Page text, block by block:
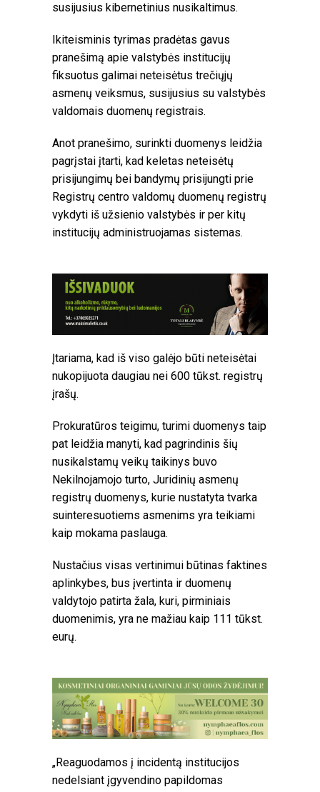
susijusius kibernetinius nusikaltimus.
Ikiteisminis tyrimas pradėtas gavus
pranešimą apie valstybės institucijų
fiksuotus galimai neteisėtus trečiųjų
asmenų veiksmus, susijusius su valstybės
valdomais duomenų registrais.
Anot pranešimo, surinkti duomenys leidžia
pagrįstai įtarti, kad keletas neteisėtų
prisijungimų bei bandymų prisijungti prie
Registrų centro valdomų duomenų registrų
vykdyti iš užsienio valstybės ir per kitų
institucijų administruojamas sistemas.
Įtariama, kad iš viso galėjo būti neteisėtai
nukopijuota daugiau nei 600 tūkst. registrų
įrašų.
Prokuratūros teigimu, turimi duomenys taip
pat leidžia manyti, kad pagrindinis šių
nusikalstamų veikų taikinys buvo
Nekilnojamojo turto, Juridinių asmenų
registrų duomenys, kurie nustatyta tvarka
suinteresuotiems asmenims yra teikiami
kaip mokama paslauga.
Nustačius visas vertinimui būtinas faktines
aplinkybes, bus įvertinta ir duomenų
valdytojo patirta žala, kuri, pirminiais
duomenimis, yra ne mažiau kaip 111 tūkst.
eurų.
„Reaguodamos į incidentą institucijos
nedelsiant įgyvendino papildomas